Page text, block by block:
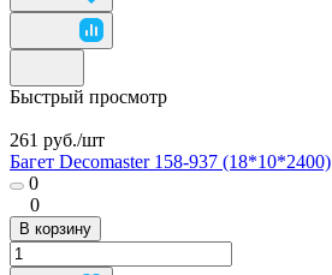
Быстрый просмотр
261 руб./шт
Багет Decomaster 158-937 (18*10*2400)
0
0
В корзину